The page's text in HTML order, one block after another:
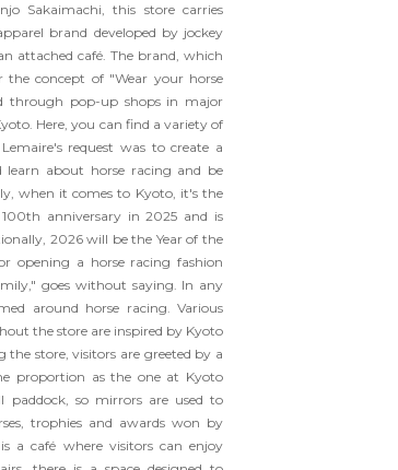
Sakaimachi, this store carries
brand developed by jockey
attached café. The brand, which
concept of "Wear your horse
through pop-up shops in major
Here, you can find a variety of
request was to create a
learn about horse racing and be
when it comes to Kyoto, it's the
anniversary in 2025 and is
2026 will be the Year of the
opening a horse racing fashion
goes without saying. In any
around horse racing. Various
the store are inspired by Kyoto
the store, visitors are greeted by a
proportion as the one at Kyoto
paddock, so mirrors are used to
trophies and awards won by
a café where visitors can enjoy